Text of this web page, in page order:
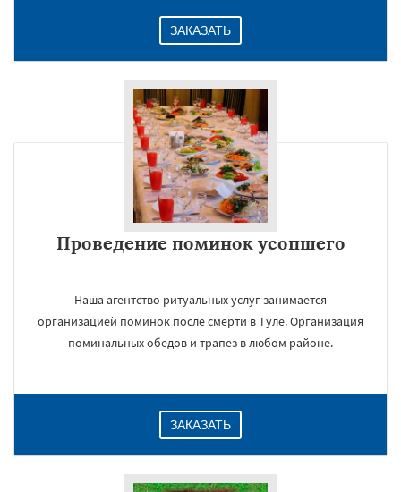
ЗАКАЗАТЬ
Проведение поминок усопшего
Наша агентство ритуальных услуг занимается
организацией поминок после смерти в Туле. Организация
поминальных обедов и трапез в любом районе.
ЗАКАЗАТЬ